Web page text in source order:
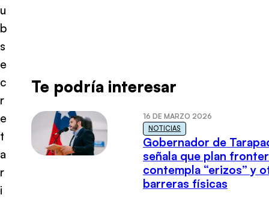
u
b
s
e
c
r
e
t
a
r
i
Te podría interesar
16 DE MARZO 2026
NOTICIAS
Gobernador de
señala que plan
contempla “erizos” y
barreras físicas